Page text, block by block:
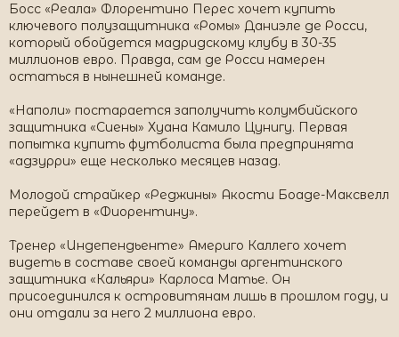
Босс «Реала» Флорентино Перес хочет купить
ключевого полузащитника «Ромы» Даниэле де Росси,
который обойдется мадридскому клубу в 30-35
миллионов евро. Правда, сам де Росси намерен
остаться в нынешней команде.
«Наполи» постарается заполучить колумбийского
защитника «Сиены» Хуана Камило Цунигу. Первая
попытка купить футболиста была предпринята
«адзурри» еще несколько месяцев назад.
Молодой страйкер «Реджины» Акости Боадe-Максвелл
перейдет в «Фиорентину».
Тренер «Индепендьенте» Америго Каллего хочет
видеть в составе своей команды аргентинского
защитника «Кальяри» Карлоса Матье. Он
присоединился к островитянам лишь в прошлом году, и
они отдали за него 2 миллиона евро.